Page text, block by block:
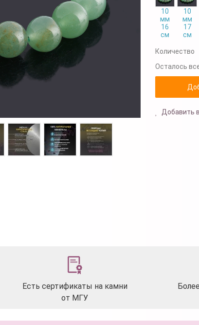
10
мм
16
см
10
мм
17
см
Количество
Осталось
Добавить
Есть сертификаты на камни
от МГУ